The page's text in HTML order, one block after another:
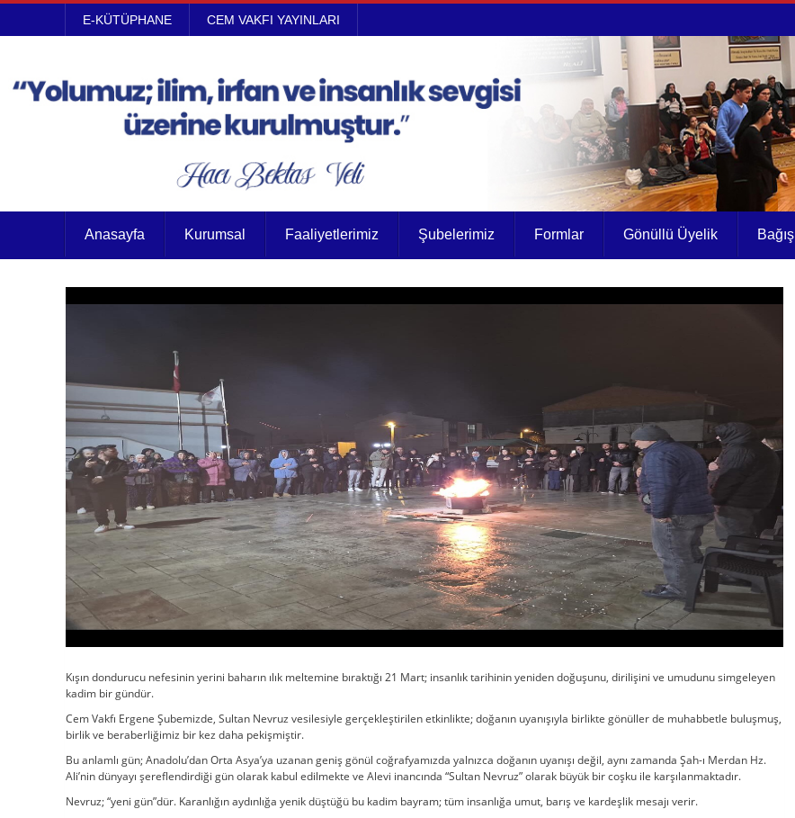
E-KÜTÜPHANE CEM VAKFI YAYINLARI
Anasayfa Kurumsal Faaliyetlerimiz Şubelerimiz Formlar Gönüllü Üyelik Bağış
Kışın dondurucu nefesinin yerini baharın ılık meltemine bıraktığı 21 Mart; insanlık tarihinin yeniden doğuşunu, dirilişini ve umudunu simgeleyen
kadim bir gündür.
Cem Vakfı Ergene Şubemizde, Sultan Nevruz vesilesiyle gerçekleştirilen etkinlikte; doğanın uyanışıyla birlikte gönüller de muhabbetle buluşmuş,
birlik ve beraberliğimiz bir kez daha pekişmiştir.
Bu anlamlı gün; Anadolu’dan Orta Asya’ya uzanan geniş gönül coğrafyamızda yalnızca doğanın uyanışı değil, aynı zamanda Şah-ı Merdan Hz.
Ali’nin dünyayı şereflendirdiği gün olarak kabul edilmekte ve Alevi inancında “Sultan Nevruz” olarak büyük bir coşku ile karşılanmaktadır.
Nevruz; “yeni gün”dür. Karanlığın aydınlığa yenik düştüğü bu kadim bayram; tüm insanlığa umut, barış ve kardeşlik mesajı verir.